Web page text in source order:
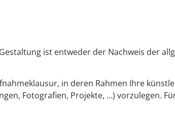
ist entweder der Nachweis der
in deren Rahmen Ihre
Fotografien, Projekte, …) vorzulegen.